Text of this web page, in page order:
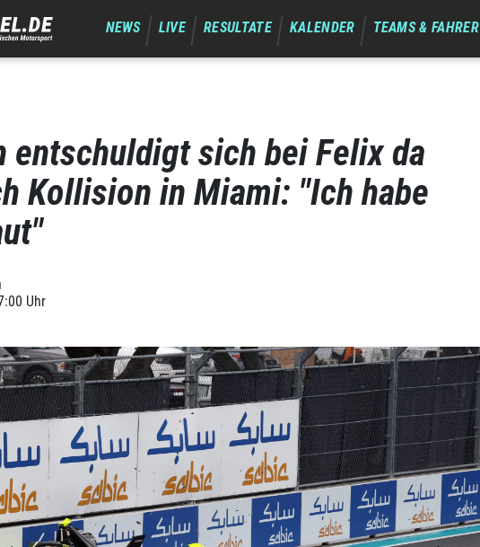
NEWS LIVE RESULTATE KALENDER TEAMS & FAHRER
entschuldigt sich bei Felix da
Kollision in Miami: "Ich habe
Uhr